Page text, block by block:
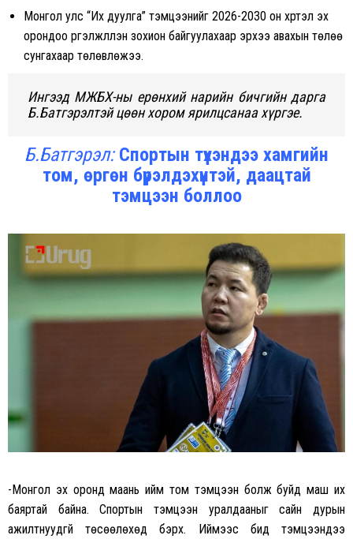
Монгол улс “Их дуулга” тэмцээнийг 2026-2030 он хүртэл эх
орондоо үргэлжлүүлэн зохион байгуулахаар эрхээ авахын төлөө
сунгахаар төлөвлөжээ.
Ингээд МЖБХ-ны ерөнхий нарийн бичгийн дарга
Б.Батгэрэлтэй цөөн хором ярилцсанаа хүргэе.
Б.Батгэрэл:Спортын түүхэндээ хамгийн
том, өргөн бүрэлдэхүүнтэй, даацтай
тэмцээн боллоо
-Монгол эх оронд маань ийм том тэмцээн болж буйд маш их
баяртай байна. Спортын тэмцээн уралдааныг сайн дурын
ажилтнуудгүй төсөөлөхөд бэрх. Иймээс бид тэмцээндээ